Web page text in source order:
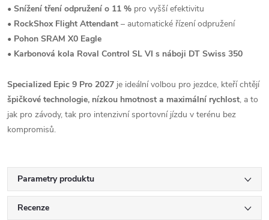
• Snížení tření odpružení o 11 % pro vyšší efektivitu
• RockShox Flight Attendant – automatické řízení odpružení
• Pohon SRAM X0 Eagle
• Karbonová kola Roval Control SL VI s náboji DT Swiss 350
Specialized Epic 9 Pro 2027 je ideální volbou pro jezdce, kteří chtějí
špičkové technologie, nízkou hmotnost a maximální rychlost, a to
jak pro závody, tak pro intenzivní sportovní jízdu v terénu bez
kompromisů.
Parametry produktu
Recenze